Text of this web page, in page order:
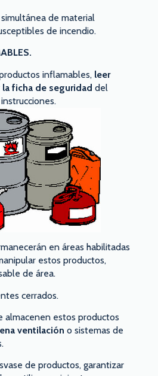
de material
de incendio.
inflamables, leer
ficha de seguridad del
en áreas habilitadas
estos productos,
de área.
cerrados.
almacenen estos productos
ventilación o sistemas de
de productos, garantizar